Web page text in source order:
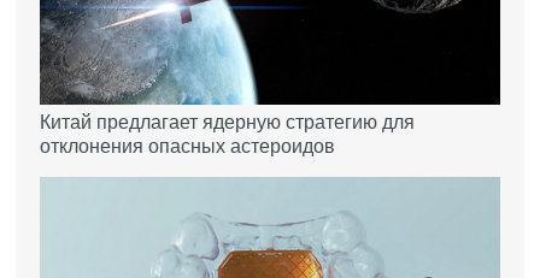
Китай предлагает ядерную стратегию для
отклонения опасных астероидов